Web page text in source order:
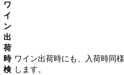
ワ
イ
ン
出
荷
時
検
ワイン出荷時にも、入荷時同
します。